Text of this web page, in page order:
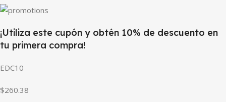
¡Utiliza este cupón y obtén 10% de descuento en
tu primera compra!
EDC10
$260.38